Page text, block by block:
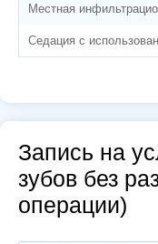
Местная
Седация с
Запись на
зубов без
операции)